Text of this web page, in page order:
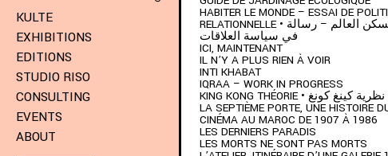
KULTE
EXHIBITIONS
EDITIONS
STUDIO RISO
CONSULTING
EVENTS
ABOUT
HABITER LE MONDE – ESSAI DE
RELATIONNELLE • كيف نسكن العالم – رسالة
في سياسة العلاقات
ICI, MAINTENANT
IL N’Y A PLUS RIEN À VOIR
INTI KHABAT
IQRAA – WORK IN PROGRESS
KING KONG THÉORIE • نظرية كينغ كونغ
LA SEPTIÈME PORTE, UNE HISTOIRE
CINÉMA AU MAROC DE 1907 À 1986
LES DERNIERS PARADIS
LES MORTS NE SONT PAS MORTS